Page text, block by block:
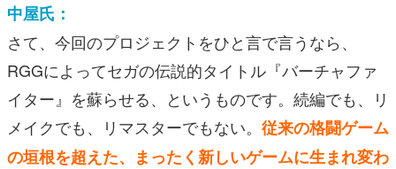
中屋氏：
さて、今回のプロジェクトをひと言で言うなら、
RGGによってセガの伝説的タイトル『バーチャファ
イター』を蘇らせる、というものです。続編でも、リ
メイクでも、リマスターでもない。 従来の格闘ゲーム
の垣根を超えた、まったく新しいゲームに生まれ変わ